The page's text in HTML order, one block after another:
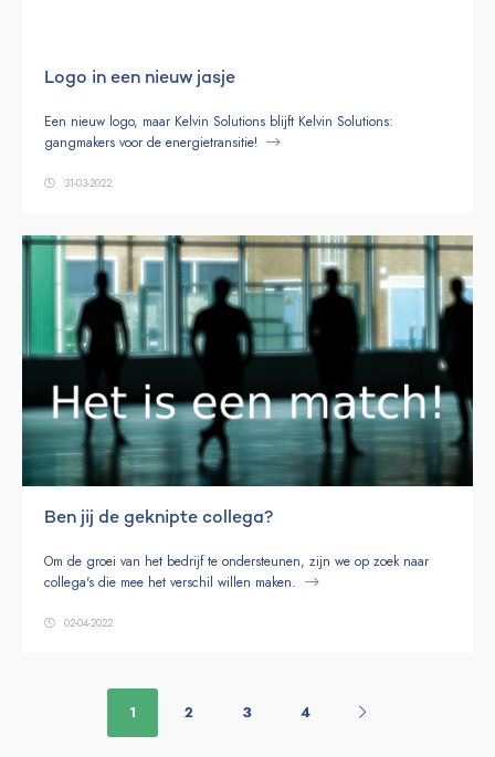
Logo in een nieuw jasje
Een nieuw logo, maar Kelvin Solutions blijft Kelvin Solutions:
gangmakers voor de energietransitie!
31-03-2022
Ben jij de geknipte collega?
Om de groei van het bedrijf te ondersteunen, zijn we op zoek naar
collega's die mee het verschil willen maken.
02-04-2022
1 2 3 4